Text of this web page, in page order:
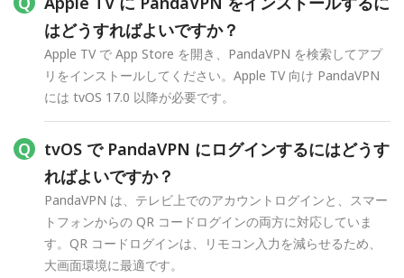
はどうすればよいですか？
Apple TV で App Store を開き、PandaVPN を検索してアプ
リをインストールしてください。Apple TV 向け PandaVPN
には tvOS 17.0 以降が必要です。
tvOS で PandaVPN にログインするにはどうす
ればよいですか？
PandaVPN は、テレビ上でのアカウントログインと、スマー
トフォンからの QR コードログインの両方に対応していま
す。QR コードログインは、リモコン入力を減らせるため、
大画面環境に最適です。